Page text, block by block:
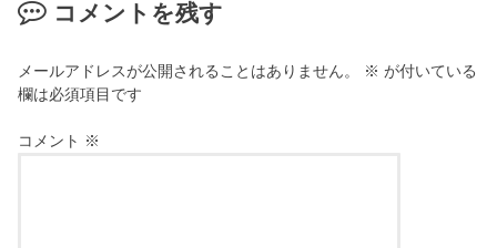
コメントを残す
メールアドレスが公開されることはありません。 ※ が付いている
欄は必須項目です
コメント ※